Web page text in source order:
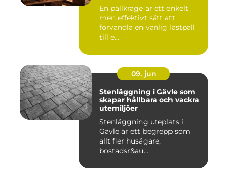
En pallkrage är ett enkelt
men effektivt sätt att
förvandla en vanlig lastpall
till e...
09. jun
Stenläggning i Gävle som
skapar hållbara och vackra
utemiljöer
Stenläggning uteplats i
Gävle är ett begrepp som
allt fler husägare,
bostadsr&au...